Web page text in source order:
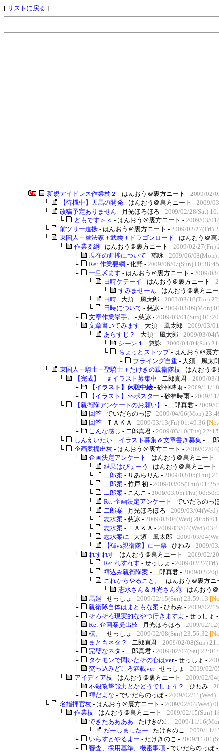
[ リストに戻る ]
新規アイドレス作業枝２ - はんおう＠裏方ニート - 2009/02/
└
【待機中】天馬の開発 - はんおう＠裏方ニート - 2009/
└
改稿予定ありません - 月光ほろほろ - 2009/02/28(Sat)
└
どもです＞＜ - はんおう＠裏方ニート - 2009/03/
└
前ツリー進捗 - はんおう＠裏方ニート - 2009/02/27(Fri)
└
東国人＋拳法家＋武繰＋ドラゴンロード - はんおう＠
└
作業要綱 - はんおう＠裏方ニート - 2009/02/27(Fri)
└
現在の進捗について - 慈詠 - 2009/06/08(Mon)
└
Re: 作業要綱 - 化野 - 2009/06/07(Sun) 00:38:45
└
一旦〆ます - はんおう＠裏方ニート - 2009/
└
日時ケテーイ - はんおう＠裏方ニート -
└
すみませーん - はんおう＠裏方ニ
└
日時 - 大須 風太郎 - 2009/03/10(Tue)
└
日時について - 慈詠 - 2009/03/09(Mon)
└
文章作業挙手。 - 慈詠 - 2009/03/01(Sun)
└
文章書いてみます - 大須 風太郎 - 2009/03/
└
あらすじ？ - 大須 風太郎 - 2009/03/
└
シーン１ - 慈詠 - 2009/04/04(Sat)
└
ちょっとストップ- はんおう＠裏
└
フライング自重 - 大須 風太
└
東国人＋騎士＋聖騎士＋たけきの親衛隊枝 - はんおう
└
【完成】 ＃イラスト募集中 - 二郎真君 - 2009/03/
└
【イラスト】休憩中絵 - 砂神時雨 - 2009/11/
└
【イラスト】SSポスター - 砂神時雨 - 2009/
└
【親衛隊アンケートのお願い】 - 二郎真君 - 2009/
└
回答 - でいだらのっぽ - 2009/04/06(Mon)
└
回答 - ＴＡＫＡ - 2009/03/13(Fri) 01:49:36
└
こんな感じ - 二郎真君 - 2009/03/10(Tue)
└
しんえいたい イラスト募集＆文章書き募集 - 二
└
企画案提出枝 - はんおう＠裏方ニート - 2009/02/
└
企画決定アンケート - はんおう＠裏方ニート -
└
結果はぴょーう - はんおう＠裏方ニート
└
二郎案 - りあらりん - 2009/03/05(Thu)
└
二郎案 - 竹戸 初 - 2009/03/05(Thu)
└
二郎案 - こんこ - 2009/03/05(Thu)
└
Re: 企画決定アンケート - でいだらのっ
└
二郎案 - 月光ほろほろ - 2009/03/
└
志水案 - 慈詠 - 2009/03/04(Wed) 20:56:01
└
志水案 - ＴＡＫＡ - 2009/03/04(Wed)
└
志水案に - 大須 風太郎 - 2009/03/
└
【褌vs親衛隊】に一票 - ひわみ - 2009/
└
れすれす - はんおう＠裏方ニート - 2009/02/
└
Re: れすれす - せっしょ - 2009/02/
└
褌込み親衛隊案 - 二郎真君 - 2009/02/
└
これからやること。
- はんおう＠裏方ニ
└
志水さん＆月光さん宛 - はんおう
└
馬廻 - せっしょ - 2009/02/15(Sun) 23:59:13
└
親衛隊自体はまともな案 - ひわみ - 2009/02/
└
そろそろ現実的なやつ行きますよ - せっしょ -
└
Re: 企画案提出枝 - 月光ほろほろ - 2009/02/
└
槙。 - せっしょ - 2009/02/08(Sun) 23:56:32
└
まともネタ？ - 二郎真君 - 2009/02/08(Sun)
└
完璧なネタ - 二郎真君 - 2009/02/07(Sat)
└
タケモンで閃いたその心はver- せっしょ -
└
突っ込みどころ満載ver- せっしょ - 2009/02/
└
アイディア枝 - はんおう＠裏方ニート - 2009/02/
└
不殺攻撃能力とかどうでしょう？ - ひわみ -
└
褌だよな - でいだらのっぽ - 2009/02/11(Wed)
└
名指揮官枝 - はんおう＠裏方ニート - 2009/02/04(Wed)
└
作業枝 - はんおう＠裏方ニート - 2009/02/15(Sun)
└
できたああああ - たけきのこ - 2009/11/
└
だーしましたー - たけきのこ - 2009/11/
└
いらすとやるよー - たけきのこ - 2009/11/
└
審査、採用基準、機密事項 - でいだらのっぽ -